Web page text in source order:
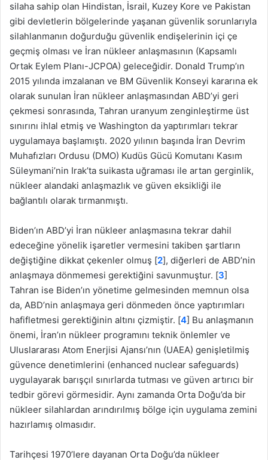
silaha sahip olan Hindistan, İsrail, Kuzey Kore ve Pakistan
gibi devletlerin bölgelerinde yaşanan güvenlik sorunlarıyla
silahlanmanın doğurduğu güvenlik endişelerinin içi çe
geçmiş olması ve İran nükleer anlaşmasının (Kapsamlı
Ortak Eylem Planı-JCPOA) geleceğidir. Donald Trump’ın
2015 yılında imzalanan ve BM Güvenlik Konseyi kararına ek
olarak sunulan İran nükleer anlaşmasından ABD’yi geri
çekmesi sonrasında, Tahran uranyum zenginleştirme üst
sınırını ihlal etmiş ve Washington da yaptırımları tekrar
uygulamaya başlamıştı. 2020 yılının başında İran Devrim
Muhafızları Ordusu (DMO) Kudüs Gücü Komutanı Kasım
Süleymani’nin Irak’ta suikasta uğraması ile artan gerginlik,
nükleer alandaki anlaşmazlık ve güven eksikliği ile
bağlantılı olarak tırmanmıştı.
Biden’ın ABD’yi İran nükleer anlaşmasına tekrar dahil
edeceğine yönelik işaretler vermesini takiben şartların
değiştiğine dikkat çekenler olmuş [2], diğerleri de ABD’nin
anlaşmaya dönmemesi gerektiğini savunmuştur. [3]
Tahran ise Biden’ın yönetime gelmesinden memnun olsa
da, ABD’nin anlaşmaya geri dönmeden önce yaptırımları
hafifletmesi gerektiğinin altını çizmiştir. [4] Bu anlaşmanın
önemi, İran’ın nükleer programını teknik önlemler ve
Uluslararası Atom Enerjisi Ajansı’nın (UAEA) genişletilmiş
güvence denetimlerini (enhanced nuclear safeguards)
uygulayarak barışçıl sınırlarda tutması ve güven artırıcı bir
tedbir görevi görmesidir. Aynı zamanda Orta Doğu’da bir
nükleer silahlardan arındırılmış bölge için uygulama zemini
hazırlamış olmasıdır.
Tarihçesi 1970’lere dayanan Orta Doğu’da nükleer